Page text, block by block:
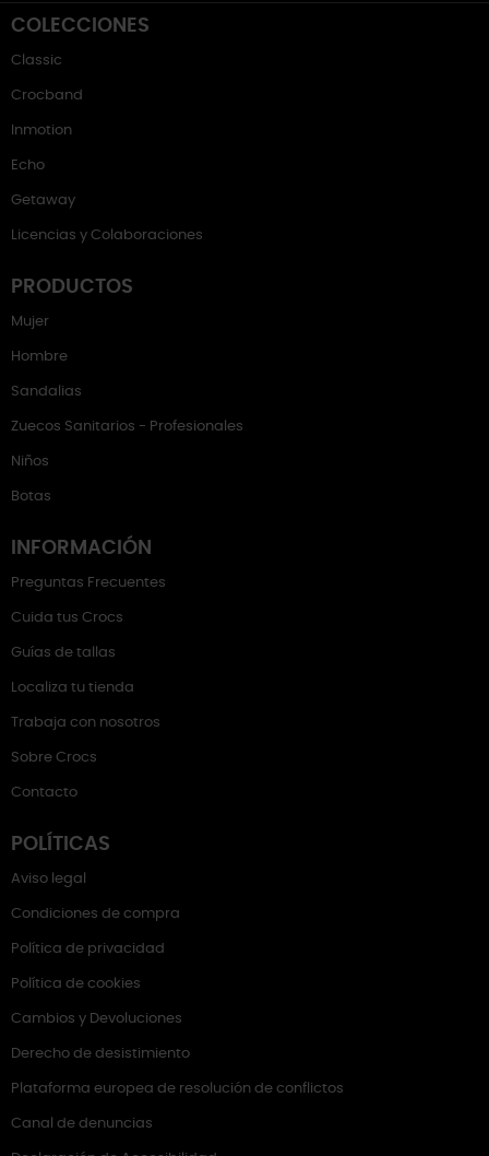
COLECCIONES
Classic
Crocband
Inmotion
Echo
Getaway
Licencias y Colaboraciones
PRODUCTOS
Mujer
Hombre
Sandalias
Zuecos Sanitarios - Profesionales
Niños
Botas
INFORMACIÓN
Preguntas Frecuentes
Cuida tus Crocs
Guías de tallas
Localiza tu tienda
Trabaja con nosotros
Sobre Crocs
Contacto
POLÍTICAS
Aviso legal
Condiciones de compra
Política de privacidad
Política de cookies
Cambios y Devoluciones
Derecho de desistimiento
Plataforma europea de resolución de conflictos
Canal de denuncias